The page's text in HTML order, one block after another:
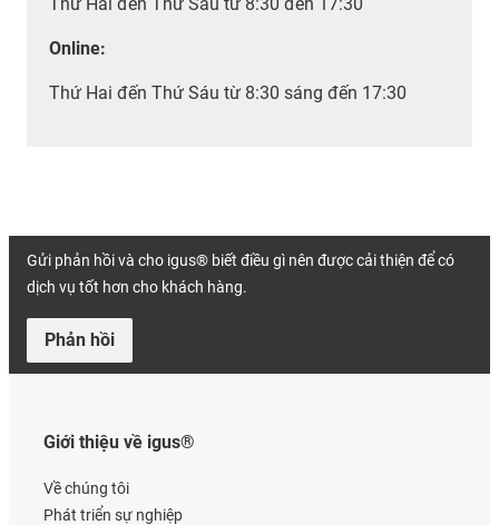
Online:
Thứ Hai đến Thứ Sáu từ 8:30 sáng đến 17:30
Gửi phản hồi và cho igus® biết điều gì nên được cải thiện để có
dịch vụ tốt hơn cho khách hàng.
Phản hồi
Giới thiệu về igus®
Về chúng tôi
Phát triển sự nghiệp